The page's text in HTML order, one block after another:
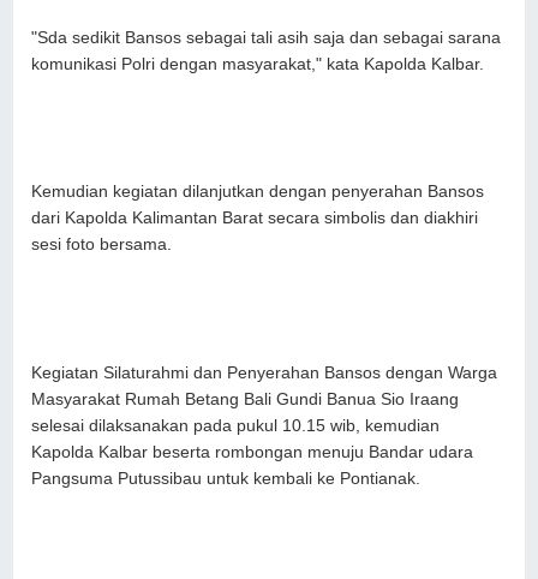
"Sda sedikit Bansos sebagai tali asih saja dan sebagai sarana
komunikasi Polri dengan masyarakat," kata Kapolda Kalbar.
Kemudian kegiatan dilanjutkan dengan penyerahan Bansos
dari Kapolda Kalimantan Barat secara simbolis dan diakhiri
sesi foto bersama.
Kegiatan Silaturahmi dan Penyerahan Bansos dengan Warga
Masyarakat Rumah Betang Bali Gundi Banua Sio Iraang
selesai dilaksanakan pada pukul 10.15 wib, kemudian
Kapolda Kalbar beserta rombongan menuju Bandar udara
Pangsuma Putussibau untuk kembali ke Pontianak.